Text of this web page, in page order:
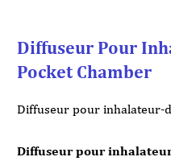
Diffuseur Pour
Pocket Chamber
Diffuseur pour inhalateur-
Diffuseur pour